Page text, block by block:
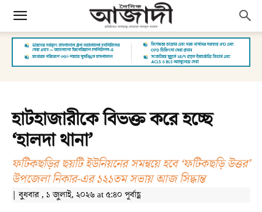
হাটহাজারীকে বিভক্ত করে হচ্ছে
‘হালদা থানা’
ফটিকছড়ির ছয়টি ইউনিয়নের সমন্বয়ে হবে ‘ফটিকছড়ি উত্তর’
উপজেলা নিকার-এর ১২১তম সভায় আজ সিদ্ধান্ত
| বুধবার , ১ জুলাই, ২০২৬ at ৫:৪০ পূর্বাহ্ণ